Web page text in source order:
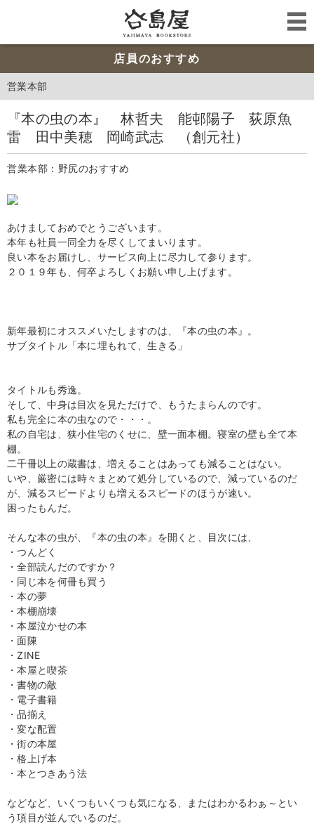
店員のおすすめ
営業本部
『本の虫の本』 林哲夫 能邨陽子 荻原魚
雷 田中美穂 岡崎武志 （創元社）
営業本部：野尻のおすすめ
あけましておめでとうございます。
本年も社員一同全力を尽くしてまいります。
良い本をお届けし、サービス向上に尽力して参ります。
２０１９年も、何卒よろしくお願い申し上げます。
新年最初にオススメいたしますのは、『本の虫の本』。
サブタイトル「本に埋もれて、生きる」
タイトルも秀逸。
そして、中身は目次を見ただけで、もうたまらんのです。
私も完全に本の虫なので・・・。
私の自宅は、狭小住宅のくせに、壁一面本棚。寝室の壁も全て本
棚。
二千冊以上の蔵書は、増えることはあっても減ることはない。
いや、厳密には時々まとめて処分しているので、減っているのだ
が、減るスピードよりも増えるスピードのほうが速い。
困ったもんだ。
そんな本の虫が、『本の虫の本』を開くと、目次には、
・つんどく
・全部読んだのですか？
・同じ本を何冊も買う
・本の夢
・本棚崩壊
・本屋泣かせの本
・面陳
・ZINE
・本屋と喫茶
・書物の敵
・電子書籍
・品揃え
・変な配置
・街の本屋
・格上げ本
・本とつきあう法
などなど、いくつもいくつも気になる、またはわかるわぁ～とい
う項目が並んでいるのだ。